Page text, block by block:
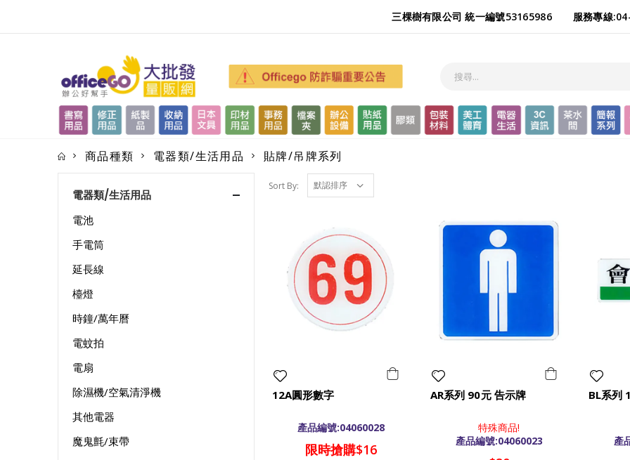
三棵樹有限公司 統一編號53165986 服務專線
商品種類 電器類/生活用品 貼牌/吊牌系列
Sort By:
12A圓形數字
產品編號:04060028
限時搶購$16
AR系列 90元 告示牌
特殊商品!
產品編號:04060023
BL系列
產
電器類/生活用品
電池
手電筒
延長線
檯燈
時鐘/萬年曆
電蚊拍
電扇
除濕機/空氣清淨機
其他電器
魔鬼氈/束帶